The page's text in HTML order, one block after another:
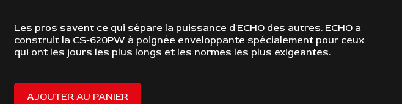
Les pros savent ce qui sépare la puissance d'ECHO des autres. ECHO a
construit la CS-620PW à poignée enveloppante spécialement pour ceux
qui ont les jours les plus longs et les normes les plus exigeantes.
AJOUTER AU PANIER